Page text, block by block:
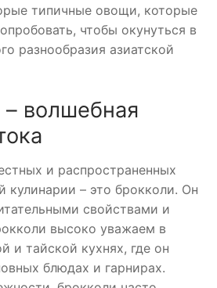
типичные овощи, которые
чтобы окунуться в
разнообразия азиатской
– волшебная
и распространенных
кулинарии – это брокколи. Он
свойствами и
высоко уважаем в
и тайской кухнях, где он
блюдах и гарнирах.